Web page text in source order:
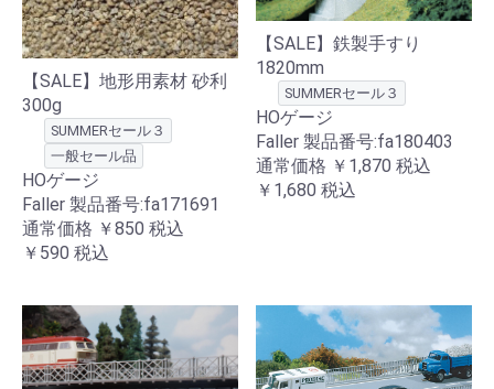
【SALE】地形用素材 砂利
300g
SUMMERセール３
一般セール品
HOゲージ
Faller 製品番号:fa171691
通常価格 ￥850 税込
￥590 税込
【SALE】鉄製手すり
1820mm
SUMMERセール３
HOゲージ
Faller 製品番号:fa180403
通常価格 ￥1,870 税込
￥1,680 税込